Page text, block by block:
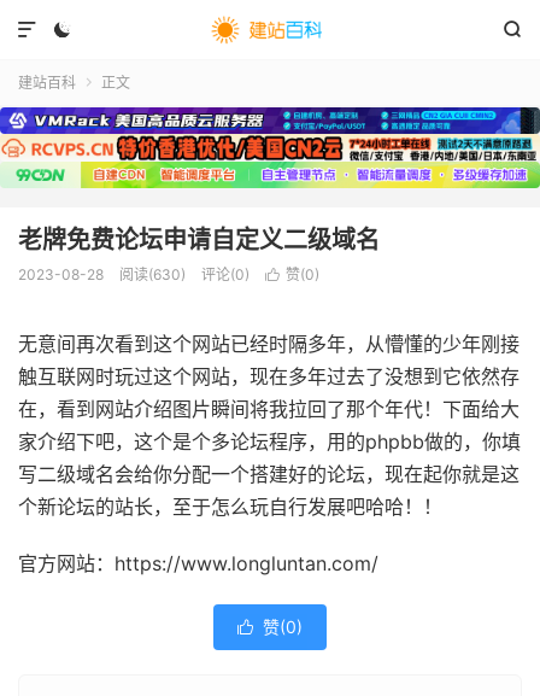
 

建站百科  正文
老牌免费论坛申请自定义二级域名
2023-08-28 阅读(630) 评论(0)  赞(0)
无意间再次看到这个网站已经时隔多年，从懵懂的少年刚接
触互联网时玩过这个网站，现在多年过去了没想到它依然存
在，看到网站介绍图片瞬间将我拉回了那个年代！下面给大
家介绍下吧，这个是个多论坛程序，用的phpbb做的，你填
写二级域名会给你分配一个搭建好的论坛，现在起你就是这
个新论坛的站长，至于怎么玩自行发展吧哈哈！！
官方网站：https://www.longluntan.com/
 赞(0)